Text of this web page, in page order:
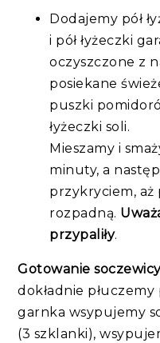
Dodajemy pół
i pół łyżeczki
oczyszczone z
posiekane
puszki
łyżeczki soli.
Mieszamy i
minuty, a
przykryciem, aż
rozpadną.
przypaliły.
Gotowanie
dokładnie
garnka wsypujemy
(3 szklanki),